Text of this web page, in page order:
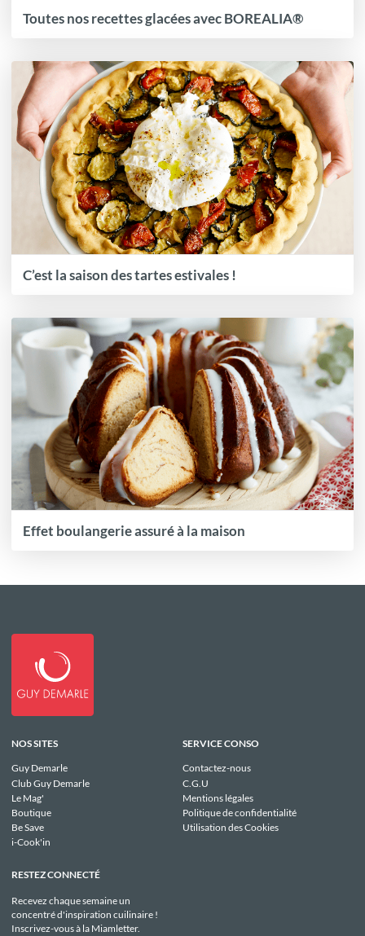
Toutes nos recettes glacées avec BOREALIA®
C’est la saison des tartes estivales !
Effet boulangerie assuré à la maison
NOS SITES
Guy Demarle
Club Guy Demarle
Le Mag'
Boutique
Be Save
i-Cook'in
SERVICE CONSO
Contactez-nous
C.G.U
Mentions légales
Politique de confidentialité
Utilisation des Cookies
RESTEZ CONNECTÉ
Recevez chaque semaine un
concentré d'inspiration cuilinaire !
Inscrivez-vous à la Miamletter.